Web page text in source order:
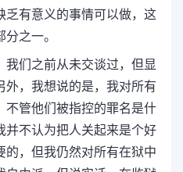
乏有意义的事情可以做，这
之一。
我们之前从未交谈过，但显
外，我想说的是，我对所有
不管他们被指控的罪名是什
并不认为把人关起来是个好
的，但我仍然对所有在狱中